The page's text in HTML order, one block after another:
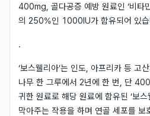
400mg, 골다공증 예방 원료인 ‘비타
의 250%인 1000IU가 함유되어 있습
.
‘보스웰리아’는 인도, 아프리카 등 고
나무 한 그루에서 2년에 한 번, 단
귀한 원료로 해당 원료에 함유된 ‘보
막아주는 작용을 하며 연골 세포를 보